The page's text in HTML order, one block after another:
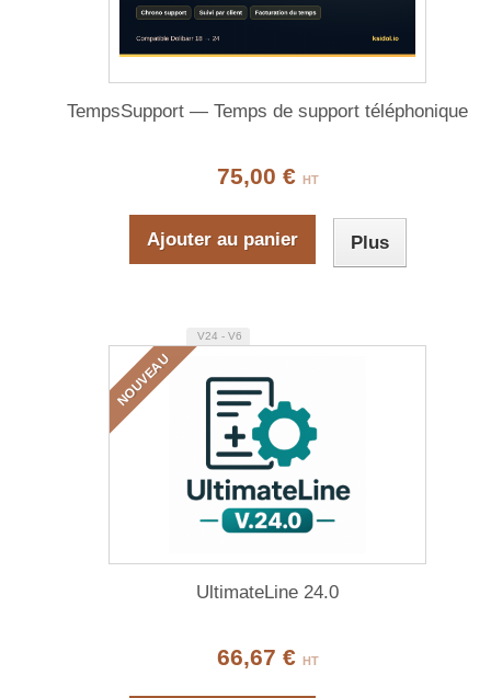
TempsSupport — Temps de support téléphonique
75,00 € HT
Ajouter au panier Plus
NOUVEAU
V24 - V6
UltimateLine 24.0
66,67 € HT